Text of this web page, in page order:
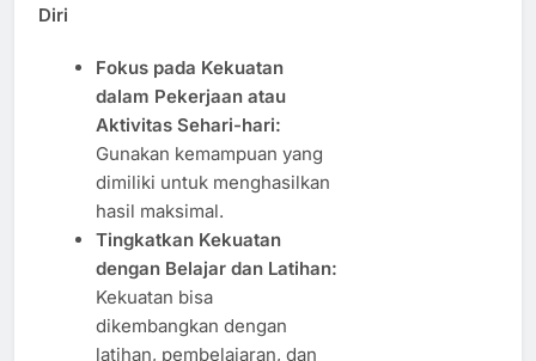
Diri
Fokus pada Kekuatan
dalam Pekerjaan atau
Aktivitas Sehari-hari:
Gunakan kemampuan yang
dimiliki untuk menghasilkan
hasil maksimal.
Tingkatkan Kekuatan
dengan Belajar dan Latihan:
Kekuatan bisa
dikembangkan dengan
latihan, pembelajaran, dan